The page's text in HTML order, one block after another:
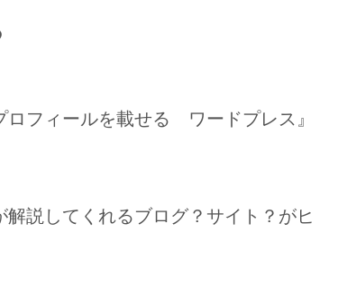
ロフィールを載せる ワードプレス』
説してくれるブログ？サイト？がヒ